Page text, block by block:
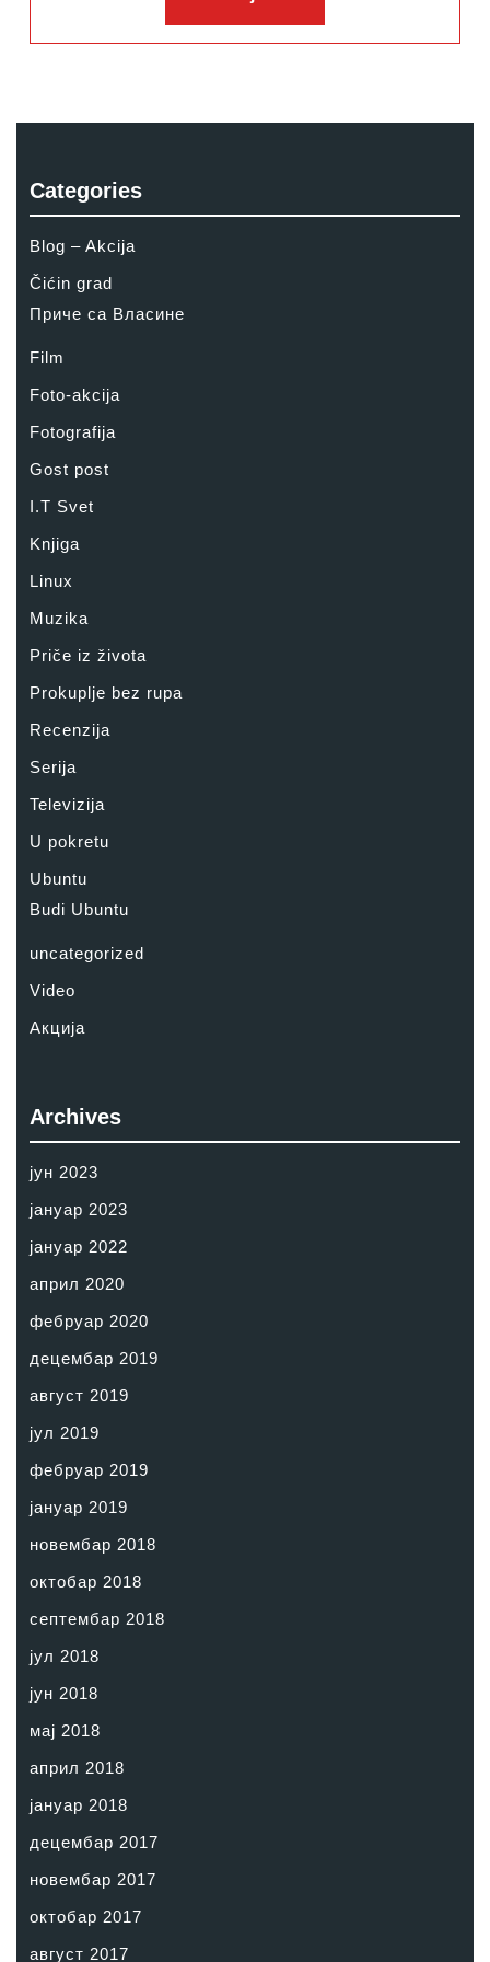
Categories
Blog – Akcija
Čićin grad
Приче са Власине
Film
Foto-akcija
Fotografija
Gost post
I.T Svet
Knjiga
Linux
Muzika
Priče iz života
Prokuplje bez rupa
Recenzija
Serija
Televizija
U pokretu
Ubuntu
Budi Ubuntu
uncategorized
Video
Акција
Archives
јун 2023
јануар 2023
јануар 2022
април 2020
фебруар 2020
децембар 2019
август 2019
јул 2019
фебруар 2019
јануар 2019
новембар 2018
октобар 2018
септембар 2018
јул 2018
јун 2018
мај 2018
април 2018
јануар 2018
децембар 2017
новембар 2017
октобар 2017
август 2017